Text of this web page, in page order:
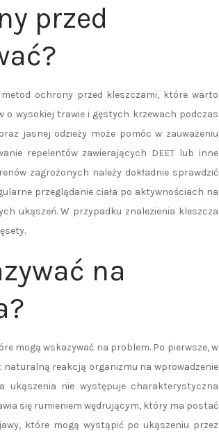
przed
ochrony przed kleszczami, które warto
o wysokiej trawie i gęstych krzewach podczas
jasnej odzieży może pomóc w zauważeniu
repelentów zawierających DEET lub inne
zagrożonych należy dokładnie sprawdzić
przeglądanie ciała po aktywnościach na
ukąszeń. W przypadku znalezienia kleszcza
na
mogą wskazywać na problem. Po pierwsze, w
naturalną reakcją organizmu na wprowadzenie
ukąszenia nie występuje charakterystyczna
się rumieniem wędrującym, który ma postać
które mogą wystąpić po ukąszeniu przez